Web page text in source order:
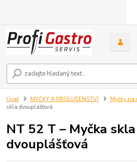
Úvod MYČKY A PŘÍSLUŠENSTVÍ Myčky na
skla dvouplášťová
NT 52 T – Myčka skla
dvouplášťová